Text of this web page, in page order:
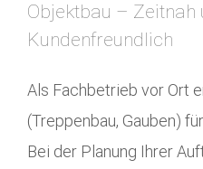
Objektbau – Zeitnah
Kundenfreundlich
Als Fachbetrieb vor Ort
(Treppenbau, Gauben)
Bei der Planung Ihrer